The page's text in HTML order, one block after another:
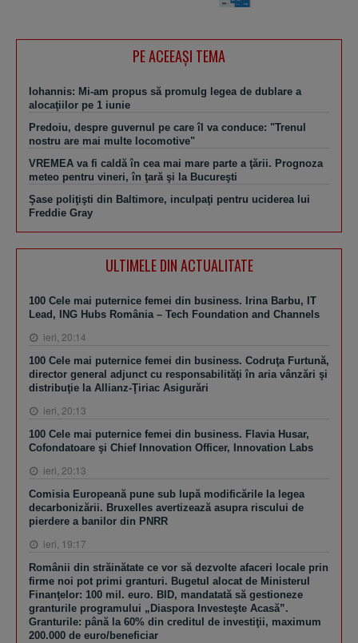
PE ACEEAŞI TEMA
Iohannis: Mi-am propus să promulg legea de dublare a
alocaţiilor pe 1 iunie
Predoiu, despre guvernul pe care îl va conduce: "Trenul
nostru are mai multe locomotive"
VREMEA va fi caldă în cea mai mare parte a ţării. Prognoza
meteo pentru vineri, în ţară şi la Bucureşti
Şase poliţişti din Baltimore, inculpaţi pentru uciderea lui
Freddie Gray
ULTIMELE DIN ACTUALITATE
100 Cele mai puternice femei din business. Irina Barbu, IT
Lead, ING Hubs România – Tech Foundation and Channels
ieri, 20:14
100 Cele mai puternice femei din business. Codruţa Furtună,
director general adjunct cu responsabilităţi în aria vânzări şi
distribuţie la Allianz-Ţiriac Asigurări
ieri, 20:13
100 Cele mai puternice femei din business. Flavia Husar,
Cofondatoare şi Chief Innovation Officer, Innovation Labs
ieri, 20:13
Comisia Europeană pune sub lupă modificările la legea
decarbonizării. Bruxelles avertizează asupra riscului de
pierdere a banilor din PNRR
ieri, 19:17
Românii din străinătate ce vor să dezvolte afaceri locale prin
firme noi pot primi granturi. Bugetul alocat de Ministerul
Finanţelor: 100 mil. euro. BID, mandatată să gestioneze
granturile programului „Diaspora Investeşte Acasă”.
Granturile: până la 60% din creditul de investiţii, maximum
200.000 de euro/beneficiar